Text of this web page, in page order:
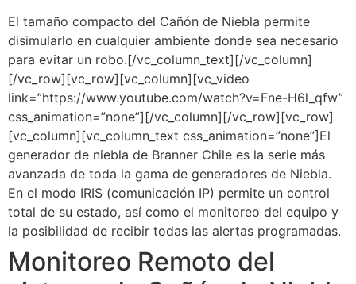
El tamaño compacto del Cañón de Niebla permite
disimularlo en cualquier ambiente donde sea necesario
para evitar un robo.[/vc_column_text][/vc_column]
[/vc_row][vc_row][vc_column][vc_video
link=”https://www.youtube.com/watch?v=Fne-H6l_qfw”
css_animation=”none”][/vc_column][/vc_row][vc_row]
[vc_column][vc_column_text css_animation=”none”]El
generador de niebla de Branner Chile es la serie más
avanzada de toda la gama de generadores de Niebla.
En el modo IRIS (comunicación IP) permite un control
total de su estado, así como el monitoreo del equipo y
la posibilidad de recibir todas las alertas programadas.
Monitoreo Remoto del